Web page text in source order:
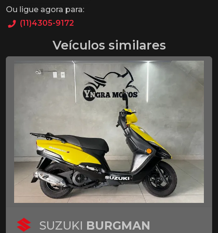
Ou ligue agora para:
(11)4305-9172
Veículos similares
SUZUKI BURGMAN